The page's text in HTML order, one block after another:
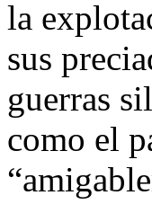
la
sus
guerras
como el